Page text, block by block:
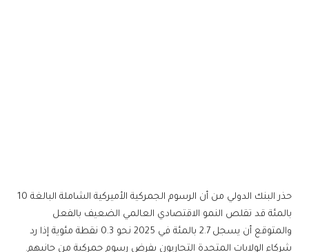
حذر البنك الدولي من أن الرسوم الجمركية الأميركية الشاملة البالغة 10
بالمئة قد تقلص النمو الاقتصادي العالمي الضعيف بالفعل
والمتوقع أن يسجل 2.7 بالمئة في 2025 نحو 0.3 نقطة مئوية إذا رد
شركاء الولايات المتحدة التجاريون بفرض رسوم جمركية من جانبهم.